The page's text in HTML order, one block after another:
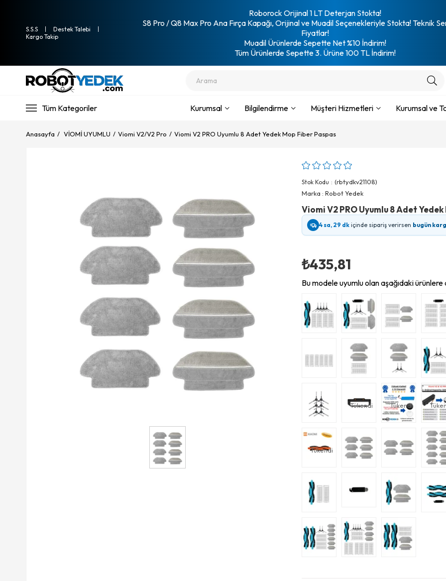
S.S.S
Destek Talebi
Kargo Takip
Roborock Orijinal 1 LT Deterjan Stokta!
S8 Pro / Q8 Max Pro Ana Fırça Kapağı, Orijinal ve Muadil Seçenekleriyle Stokta! Teknik
Fiyatlar!
Muadil Ürünlerde Sepette Net %10 İndirim!
Tüm Ürünlerde Sepette 3. Ürüne 100 TL İndirim!
Tüm Kategoriler Kurumsal Bilgilendirme Müşteri Hizmetleri Kurumsal ve
Anasayfa VİOMİ UYUMLU Viomi V2/V2 Pro Viomi V2 PRO Uyumlu 8 Adet Yedek Mop Fiber Paspas
Stok Kodu
(rbtydkv21108)
Marka : Robot Yedek
Viomi V2 PRO Uyumlu 8 Adet
4 sa, 29 dk içinde sipariş verirsen bugün
₺435,81
Bu modele uyumlu olan aşağıdaki
Tükendi Tükendi
Tükendi